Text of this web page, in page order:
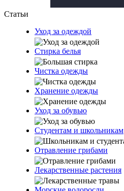
Статьи
Уход за одеждой
Стирка белья
Чистка одежды
Хранение одежды
Уход за обувью
Студентам и школьникам
Отравление грибами
Лекарственные растения